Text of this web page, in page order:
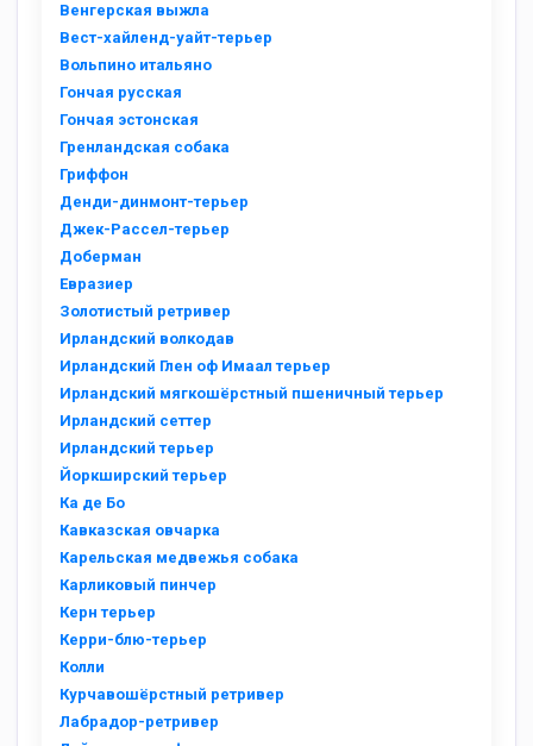
Венгерская выжла
Вест-хайленд-уайт-терьер
Вольпино итальяно
Гончая русская
Гончая эстонская
Гренландская собака
Гриффон
Денди-динмонт-терьер
Джек-Рассел-терьер
Доберман
Евразиер
Золотистый ретривер
Ирландский волкодав
Ирландский Глен оф Имаал терьер
Ирландский мягкошёрстный пшеничный терьер
Ирландский сеттер
Ирландский терьер
Йоркширский терьер
Ка де Бо
Кавказская овчарка
Карельская медвежья собака
Карликовый пинчер
Керн терьер
Керри-блю-терьер
Колли
Курчавошёрстный ретривер
Лабрадор-ретривер